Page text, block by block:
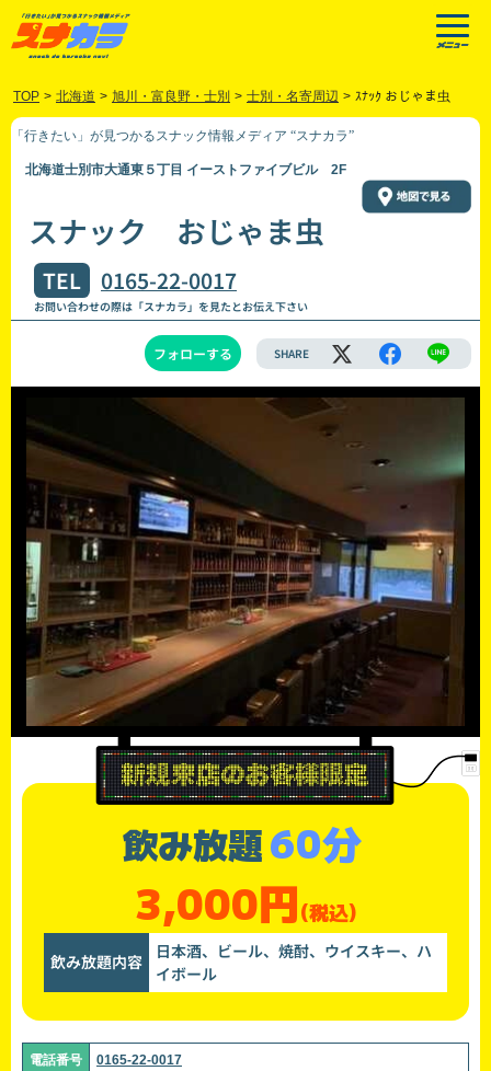
TOP > 北海道 > 旭川・富良野・士別 > 士別・名寄周辺 > ｽﾅｯｸ おじゃま虫
「行きたい」が見つかるスナック情報メディア “スナカラ”
北海道士別市大通東５丁目 イーストファイブビル 2F
スナック おじゃま虫
TEL 0165-22-0017
お問い合わせの際は「スナカラ」を見たとお伝え下さい
フォローする SHARE
飲み放題60分
3,000円(税込)
飲み放題内容
日本酒、ビール、焼酎、ウイスキー、ハ
イボール
電話番号 0165-22-0017